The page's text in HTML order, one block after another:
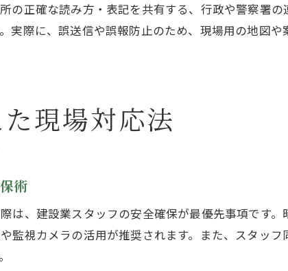
の正確な読み方・表記を共有する、行政や警察署
実際に、誤送信や誤報防止のため、現場用の地図
現場対応法
術
は、建設業スタッフの安全確保が最優先事項です
監視カメラの活用が推奨されます。また、スタッ